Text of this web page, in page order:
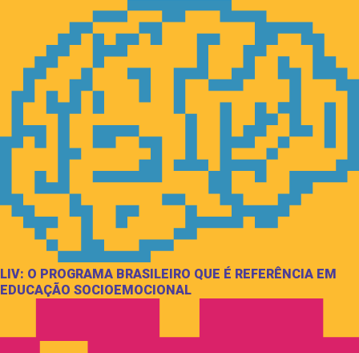
LIV: O PROGRAMA BRASILEIRO QUE É REFERÊNCIA EM
EDUCAÇÃO SOCIOEMOCIONAL